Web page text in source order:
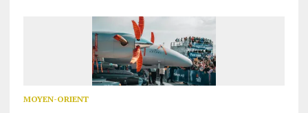
MOYEN-ORIENT